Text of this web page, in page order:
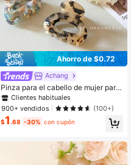
Ahorro de $0.72
Achang
Pinza para el cabello de mujer para
la parte trasera de la cabeza, pinza
de garra pequeña de verano para la
playa, accesorio de cabello chic pa
ra damas, pinzas de cabello con est
Clientes habituales
900+ vendidos
(100+)
$1 .68 -30% con cupón